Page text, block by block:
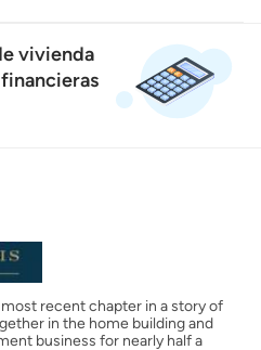
vivienda
vs. usada
de crédito
recent chapter in a story of
in the home building and
business for nearly half a